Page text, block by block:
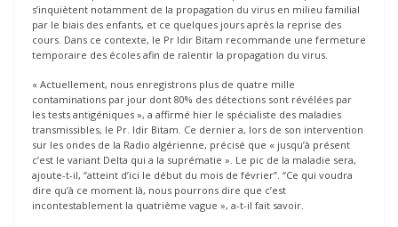
s’inquiètent notamment de la propagation du virus en milieu familial
par le biais des enfants, et ce quelques jours après la reprise des
cours. Dans ce contexte, le Pr Idir Bitam recommande une fermeture
temporaire des écoles afin de ralentir la propagation du virus.
« Actuellement, nous enregistrons plus de quatre mille
contaminations par jour dont 80% des détections sont révélées par
les tests antigéniques », a affirmé hier le spécialiste des maladies
transmissibles, le Pr. Idir Bitam. Ce dernier a, lors de son intervention
sur les ondes de la Radio algérienne, précisé que « jusqu’à présent
c’est le variant Delta qui a la suprématie ». Le pic de la maladie sera,
ajoute-t-il, “atteint d’ici le début du mois de février”. “Ce qui voudra
dire qu’à ce moment là, nous pourrons dire que c’est
incontestablement la quatrième vague », a-t-il fait savoir.